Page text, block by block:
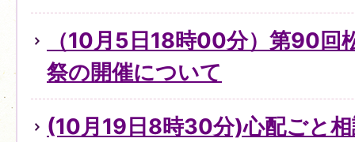
（10月5日18時00分）第90回
祭の開催について
(10月19日8時30分)心配ごと